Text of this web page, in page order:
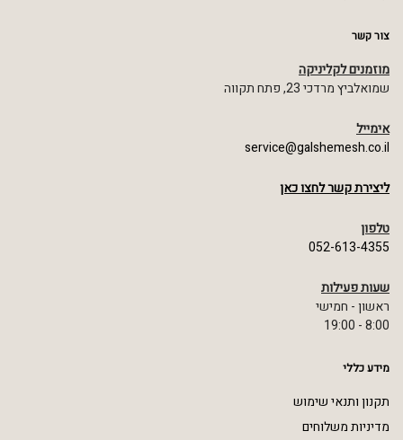
צור קשר
מוזמנים לקליניקה
שמואלביץ מרדכי 23, פתח תקווה
אימייל
service@galshemesh.co.il
ליצירת קשר לחצו כאן
טלפון
052-613-4355
שעות פעילות
ראשון - חמישי
8:00 - 19:00
מידע כללי
תקנון ותנאי שימוש
מדיניות משלוחים